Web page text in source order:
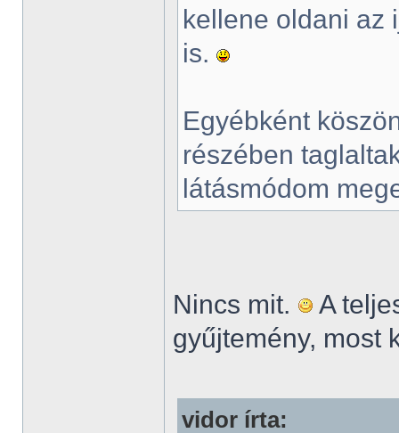
kellene oldani az
is.
Egyébként
részében
látásmódom
Nincs mit.
A
gyűjtemény, most
vidor írta: